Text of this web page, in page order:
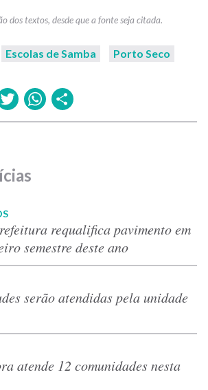
Escolas de Samba Porto Seco
TwitterWhatsApp
requalifica pavimento em
semestre deste ano
serão atendidas pela unidade
atende 12 comunidades nesta